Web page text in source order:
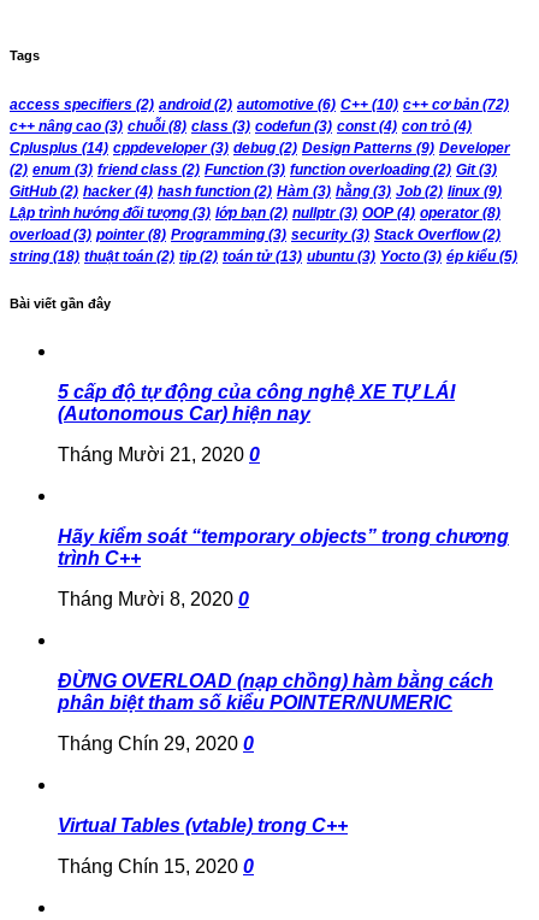
Tags
access specifiers (2) android(2) automotive (6) C++ (10) c++ cơ bản (72)
c++ nâng cao (3) chuỗi(8) class (3) codefun (3) const(4) con trỏ (4)
Cplusplus (14) cppdeveloper(3) debug (2) Design Patterns (9) Developer
(2) enum (3) friend class (2) Function (3) function overloading (2) Git(3)
GitHub (2) hacker(4) hash function (2) Hàm (3) hằng (3) Job (2) linux (9)
Lập trình hướng đối tượng (3) lớp bạn (2) nullptr(3) OOP (4) operator(8)
overload(3) pointer(8) Programming (3) security (3) Stack Overflow(2)
string (18) thuật toán (2) tip (2) toán tử(13) ubuntu (3) Yocto (3) ép kiểu (5)
Bài viết gần đây
5 cấp độ tự động của công nghệ XE TỰ LÁI
(Autonomous Car) hiện nay
Tháng Mười 21, 2020 0
Hãy kiểm soát “temporary objects” trong chương
trình C++
Tháng Mười 8, 2020 0
ĐỪNG OVERLOAD (nạp chồng) hàm bằng cách
phân biệt tham số kiểu POINTER/NUMERIC
Tháng Chín 29, 2020 0
Virtual Tables (vtable) trong C++
Tháng Chín 15, 2020 0